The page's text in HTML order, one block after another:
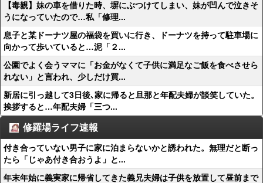
【毒親】妹の車を借りた時、塀にぶつけてしまい、妹が凹んで泣きそ
うになっていたので…私「修理...
息子と某ドーナツ屋の福袋を買いに行き、ドーナツを持って駐車場に
向かって歩いていると…泥「２...
公園でよく会うママに「お金がなくて子供に満足なご飯を食べさせら
れない」と言われ、少しだけ買...
新居に引っ越して3日後､家に帰ると旦那と年配夫婦が談笑していた。
挨拶すると…年配夫婦「三つ...
修羅場ライフ速報
付き合っていない男子に家に泊まらないかと誘われた。無理だと断っ
たら「じゃあ付き合おうよ」と...
年末年始に義実家に帰省してきた義兄夫婦は子供を放置して昼前まで